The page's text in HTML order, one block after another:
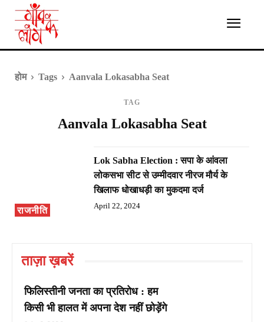
होम Tags Aanvala Lokasabha Seat
TAG
Aanvala Lokasabha Seat
राजनीति
Lok Sabha Election : सपा के आंवला
लोकसभा सीट से उम्मीदवार नीरज मौर्य के
खिलाफ धोखाधड़ी का मुकदमा दर्ज
April 22, 2024
ताज़ा ख़बरें
फिलिस्तीनी जनता का प्रतिरोध : हम
किसी भी हालत में अपना देश नहीं छोड़ेंगे